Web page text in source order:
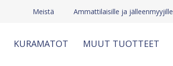
Meistä Ammattilaisille ja jälleenmyyjille
KURAMATOT MUUT TUOTTEET